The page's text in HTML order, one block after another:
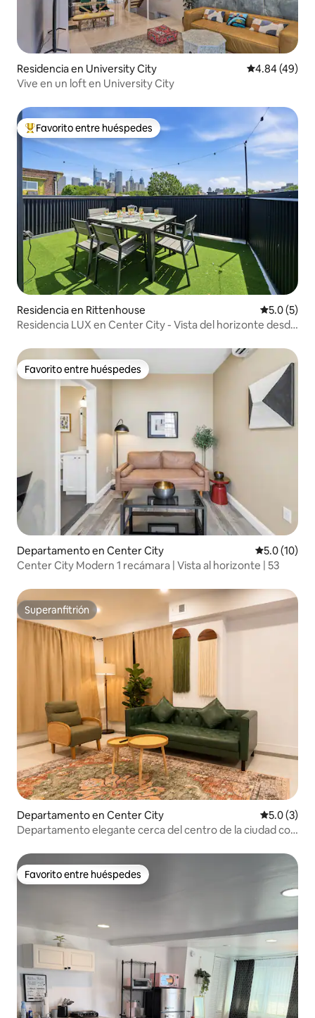
Residencia en University City Calificación
4.84 (49)
Vive en un loft en University City
De los mejores en Favorito entre huéspedes
Favorito entre huéspedes
Residencia en Rittenhouse
5.0 (5)
Residencia LUX en Center City - Vista del horizonte desde
Favorito entre huéspedes
Favorito entre huéspedes
Departamento en Center City Calificación
5.0 (10)
Center City Modern 1 recámara | Vista al horizonte | 53
Superanfitrión
Superanfitrión
Departamento en Center City
5.0 (3)
Departamento elegante cerca del centro de la ciudad con
Favorito entre huéspedes
Favorito entre huéspedes